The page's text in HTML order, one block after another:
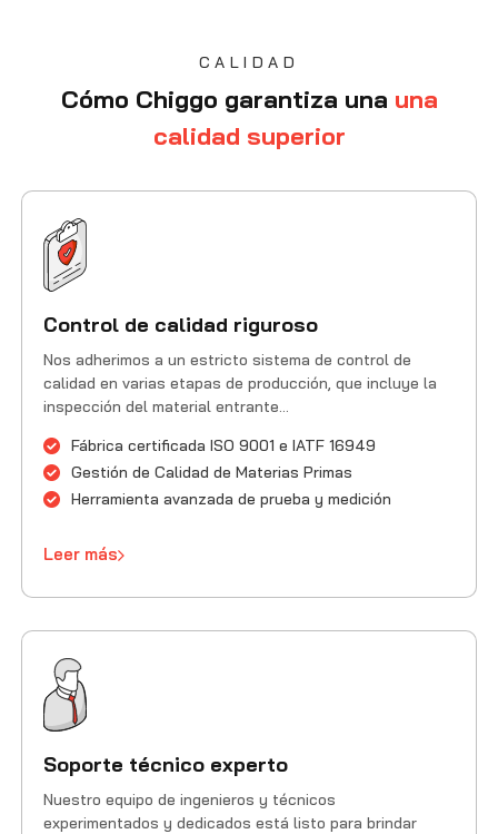
CALIDAD
Cómo Chiggo garantiza una una
calidad superior
Control de calidad riguroso
Nos adherimos a un estricto sistema de control de
calidad en varias etapas de producción, que incluye la
inspección del material entrante...
Fábrica certificada ISO 9001 e IATF 16949
Gestión de Calidad de Materias Primas
Herramienta avanzada de prueba y medición
Leer más
Soporte técnico experto
Nuestro equipo de ingenieros y técnicos
experimentados y dedicados está listo para brindar